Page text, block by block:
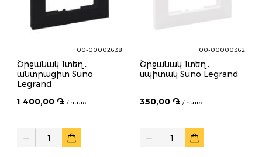
00-00002638
Շրջանակ 1տեղ․
անտրացիտ Suno
Legrand
1 400,00 ֏ / հատ
Quantity
00-00000362
Շրջանակ 1տեղ․
սպիտակ Suno Legrand
350,00 ֏ / հատ
Quantity